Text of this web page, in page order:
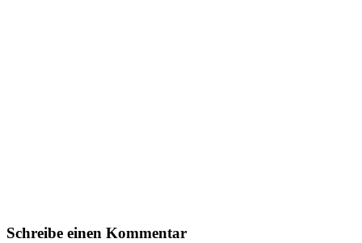
Schreibe einen Kommentar